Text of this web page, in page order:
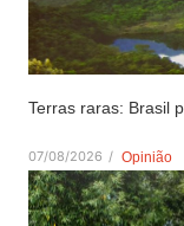
Terras raras: Brasil
07/08/2026 / Opinião